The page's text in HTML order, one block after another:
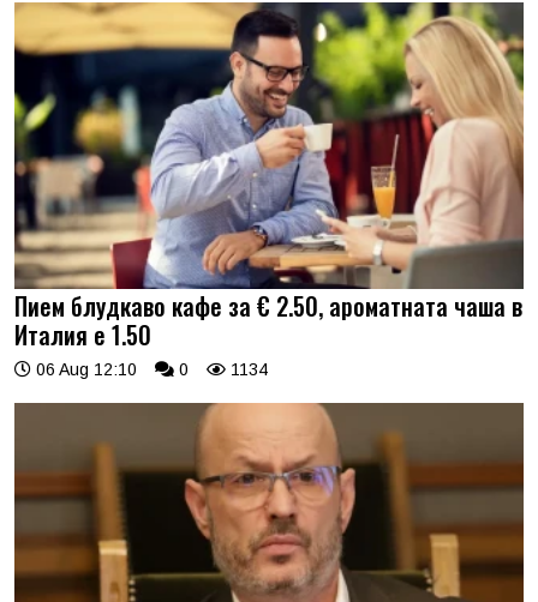
Пием блудкаво кафе за € 2.50, ароматната чаша в
Италия е 1.50
06 Aug 12:10 0 1134